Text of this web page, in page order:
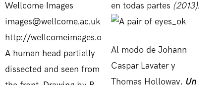
en todas partes (2013).
Al modo de Johann
Caspar Lavater y
Thomas Holloway, Un